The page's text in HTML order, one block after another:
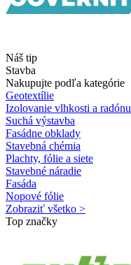
Náš tip
Stavba
Nakupujte podľa kategórie
Geotextílie
Izolovanie vlhkosti a radónu
Suchá výstavba
Fasádne obklady
Stavebná chémia
Plachty, fólie a siete
Stavebné náradie
Fasáda
Nopové fólie
Zobraziť všetko >
Top značky